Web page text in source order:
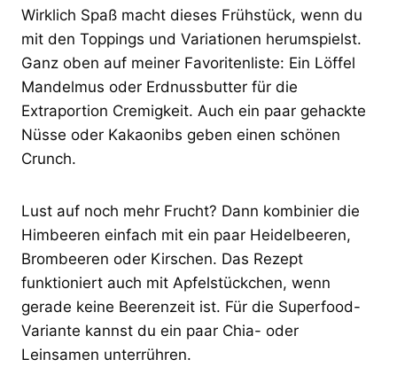
Wirklich Spaß macht dieses Frühstück, wenn du
mit den Toppings und Variationen herumspielst.
Ganz oben auf meiner Favoritenliste: Ein Löffel
Mandelmus oder Erdnussbutter für die
Extraportion Cremigkeit. Auch ein paar gehackte
Nüsse oder Kakaonibs geben einen schönen
Crunch.
Lust auf noch mehr Frucht? Dann kombinier die
Himbeeren einfach mit ein paar Heidelbeeren,
Brombeeren oder Kirschen. Das Rezept
funktioniert auch mit Apfelstückchen, wenn
gerade keine Beerenzeit ist. Für die Superfood-
Variante kannst du ein paar Chia- oder
Leinsamen unterrühren.